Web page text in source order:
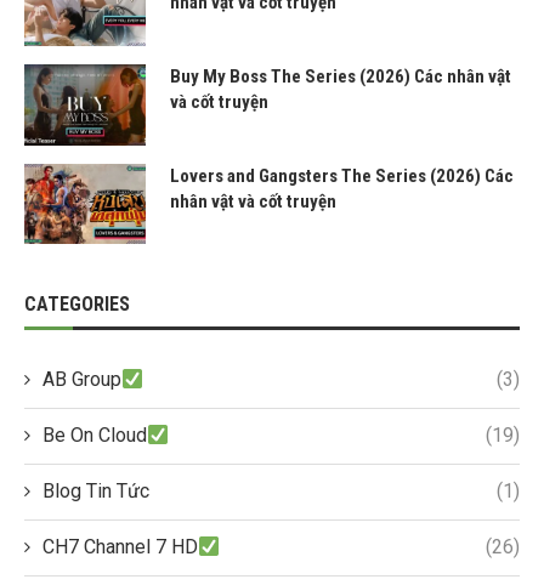
Buy My Boss The Series (2026) Các nhân vật
và cốt truyện
Lovers and Gangsters The Series (2026) Các
nhân vật và cốt truyện
CATEGORIES
AB Group (3)
Be On Cloud (19)
Blog Tin Tức (1)
CH7 Channel 7 HD (26)